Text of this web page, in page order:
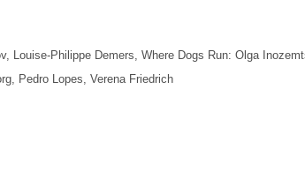
Louise-Philippe Demers, Where Dogs Run: Olga
Pedro Lopes, Verena Friedrich